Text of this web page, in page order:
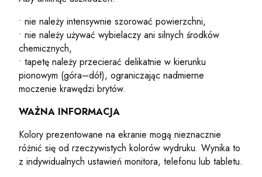
• nie należy intensywnie szorować powierzchni,
• nie należy używać wybielaczy ani silnych środków
chemicznych,
• tapetę należy przecierać delikatnie w kierunku
pionowym (góra–dół), ograniczając nadmierne
moczenie krawędzi brytów.
WAŻNA INFORMACJA
Kolory prezentowane na ekranie mogą nieznacznie
różnić się od rzeczywistych kolorów wydruku. Wynika to
z indywidualnych ustawień monitora, telefonu lub tabletu.